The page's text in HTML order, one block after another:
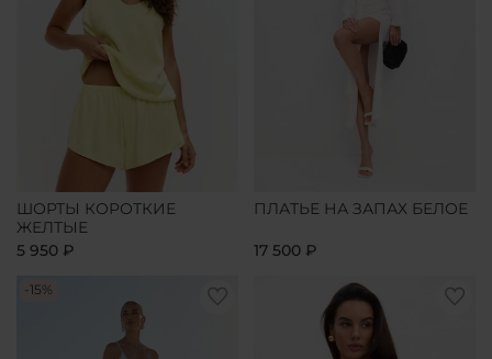
ШОРТЫ КОРОТКИЕ
ЖЕЛТЫЕ
5 950 ₽
ПЛАТЬЕ НА ЗАПАХ БЕЛОЕ
17 500 ₽
-15%